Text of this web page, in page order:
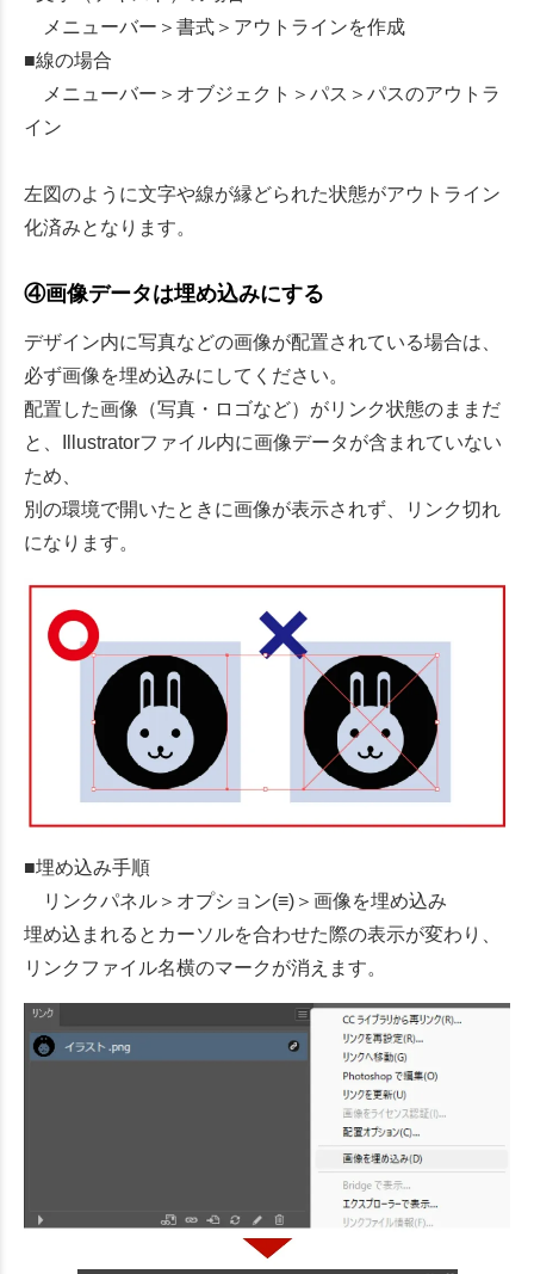
メニューバー＞書式＞アウトラインを作成
■線の場合
メニューバー＞オブジェクト＞パス＞パスのアウトラ
イン
左図のように文字や線が縁どられた状態がアウトライン
化済みとなります。
④画像データは埋め込みにする
デザイン内に写真などの画像が配置されている場合は、
必ず画像を埋め込みにしてください。
配置した画像（写真・ロゴなど）がリンク状態のままだ
と、Illustratorファイル内に画像データが含まれていない
ため、
別の環境で開いたときに画像が表示されず、リンク切れ
になります。
■埋め込み手順
リンクパネル＞オプション(≡)＞画像を埋め込み
埋め込まれるとカーソルを合わせた際の表示が変わり、
リンクファイル名横のマークが消えます。